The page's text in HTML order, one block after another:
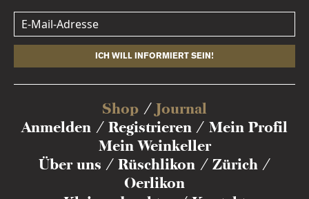
ICH WILL INFORMIERT SEIN!
Shop
Journal
Anmelden
Registrieren
Mein Profil
Mein Weinkeller
Über uns
Rüschlikon
Zürich
Oerlikon